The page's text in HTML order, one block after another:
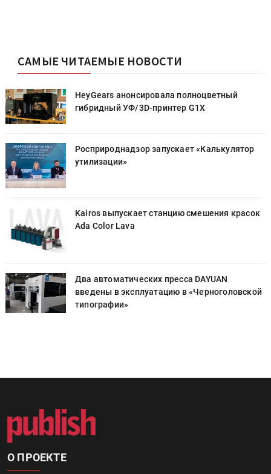
САМЫЕ ЧИТАЕМЫЕ НОВОСТИ
HeyGears анонсировала полноцветный
гибридный УФ/3D-принтер G1X
Росприроднадзор запускает «Калькулятор
утилизации»
Kairos выпускает станцию смешения красок
Ada Color Lava
Два автоматических пресса DAYUAN
введены в эксплуатацию в «Черноголовской
типографии»
О ПРОЕКТЕ